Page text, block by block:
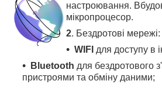
настроювання.
мікропроцесор.
2. Бездротові мережі:
WIFI для доступу в
Bluetooth для бездротового
пристроями та обміну даними;